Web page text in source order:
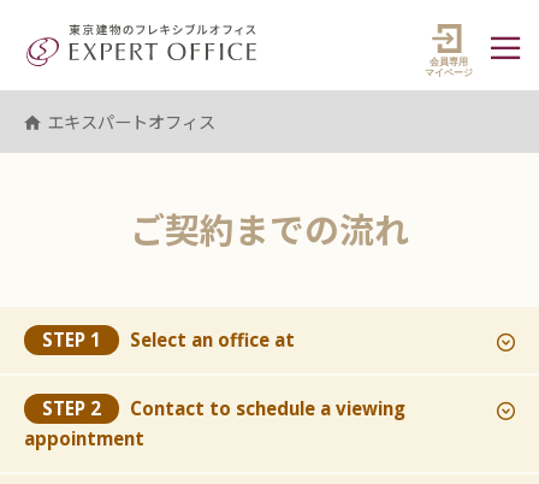
エキスパートオフィス（マイペ
エキスパートオフィス
ご契約までの流れ
STEP 1 Select an office at
STEP 2 Contact to schedule a viewing
appointment